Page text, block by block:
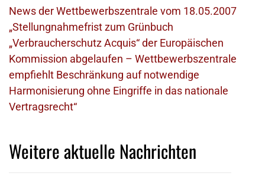
News der Wettbewerbszentrale vom 18.05.2007
„Stellungnahmefrist zum Grünbuch
„Verbraucherschutz Acquis“ der Europäischen
Kommission abgelaufen – Wettbewerbszentrale
empfiehlt Beschränkung auf notwendige
Harmonisierung ohne Eingriffe in das nationale
Vertragsrecht“
Weitere aktuelle Nachrichten